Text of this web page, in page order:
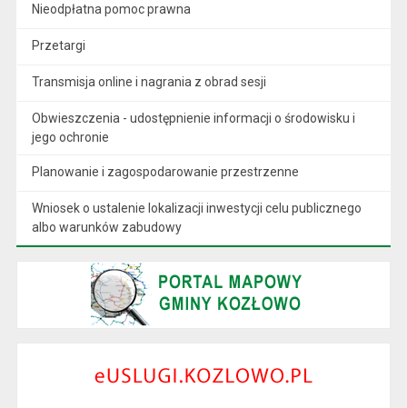
Nieodpłatna pomoc prawna
Przetargi
Transmisja online i nagrania z obrad sesji
Obwieszczenia - udostępnienie informacji o środowisku i
jego ochronie
Planowanie i zagospodarowanie przestrzenne
Wniosek o ustalenie lokalizacji inwestycji celu publicznego
albo warunków zabudowy